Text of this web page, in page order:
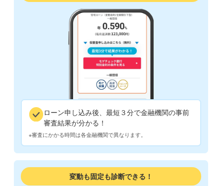
ローン申し込み後、最短３分で金融機関の事前
審査結果が分かる！
※審査にかかる時間は各金融機関で異なります。
変動も固定も診断できる！